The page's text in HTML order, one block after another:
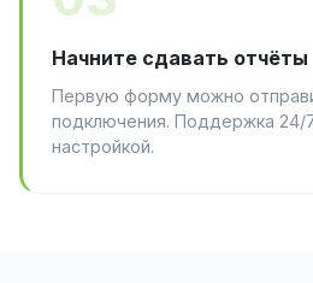
Начните сдавать отчёты
Первую форму можно
подключения. Поддержка 24/
настройкой.